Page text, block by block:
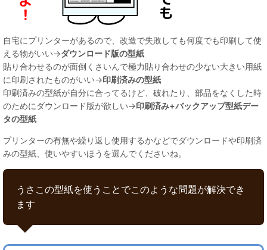
自宅にプリンターがあるので、改造で失敗しても何度でも印刷して使
える物がいい→ダウンロード版の型紙
貼り合わせるのが面倒くさいんで極力貼り合わせの少ない大きい用紙
に印刷されたものがいい→印刷済みの型紙
印刷済みの型紙が自分に合ってるけど、破れたり、部品をなくした時
のためにダウンロード版が欲しい→印刷済み+バックアップ型紙デー
タの型紙
プリンターの有無や繰り返し使用するかなどでダウンロードや印刷済
みの型紙、使いやすいほうを選んでくださいね。
うさこの型紙を使うことでこのような問題が解決でき
ます